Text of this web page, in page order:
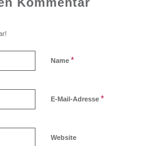
Name *
E-Mail-Adresse *
Website